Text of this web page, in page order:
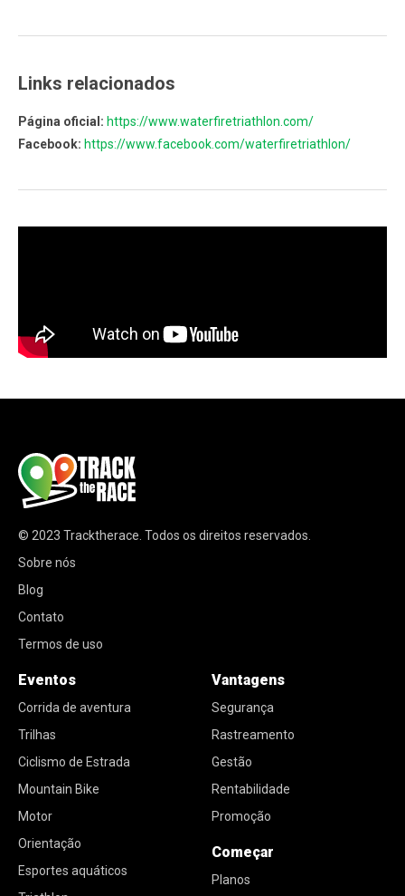
Links relacionados
Página oficial: https://www.waterfiretriathlon.com/
Facebook: https://www.facebook.com/waterfiretriathlon/
© 2023 Tracktherace Todos os direitos reservados.
Sobre nós
Blog
Contato
Termos de uso
Eventos
Corrida de aventura
Trilhas
Ciclismo de Estrada
Mountain Bike
Motor
Orientação
Esportes aquáticos
Vantagens
Segurança
Rastreamento
Gestão
Rentabilidade
Promoção
Começar
Planos